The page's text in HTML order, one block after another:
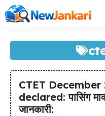
Skip
to
CTET
declared: पासिंग
जानकारी: